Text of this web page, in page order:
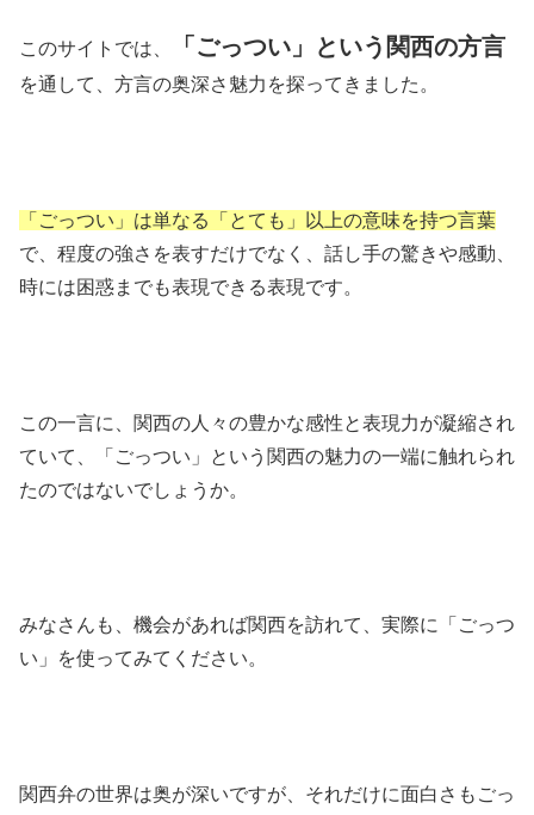
このサイトでは、 「ごっつい」という関西の方言
を通して、方言の奥深さ魅力を探ってきました。
「ごっつい」は単なる「とても」以上の意味を持つ言葉
で、程度の強さを表すだけでなく、話し手の驚きや感動、
時には困惑までも表現できる表現です。
この一言に、関西の人々の豊かな感性と表現力が凝縮され
ていて、「ごっつい」という関西の魅力の一端に触れられ
たのではないでしょうか。
みなさんも、機会があれば関西を訪れて、実際に「ごっつ
い」を使ってみてください。
関西弁の世界は奥が深いですが、それだけに面白さもごっ